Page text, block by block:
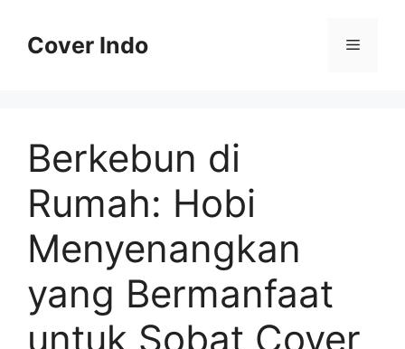
contentCover Indo Menu
Berkebun di
Rumah: Hobi
Menyenangkan
yang Bermanfaat
untuk Sobat Cover